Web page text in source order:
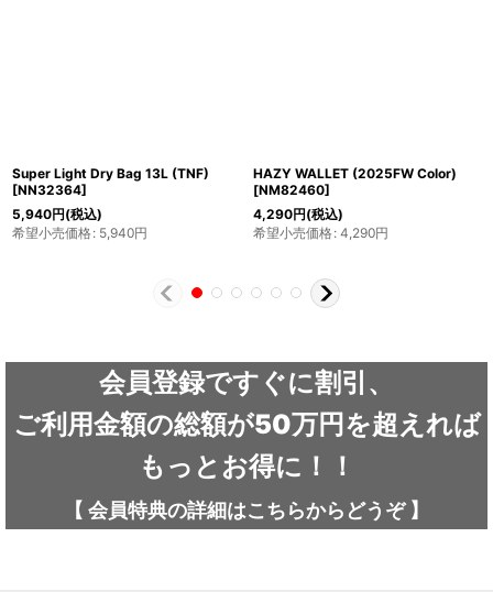
Super Light Dry Bag 13L (TNF)
[NN32364]
5,940円(税込)
希望小売価格: 5,940円
HAZY WALLET (2025FW Color)
[NM82460]
4,290円(税込)
希望小売価格: 4,290円
会員登録ですぐに割引、
ご利用金額の総額が50万円を超えれば
もっとお得に！！
【 会員特典の詳細はこちらから どうぞ】